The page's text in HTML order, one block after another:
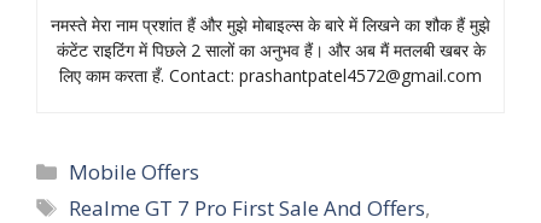
नमस्‍ते मेरा नाम प्रशांत हैं और मुझे मोबाइल्‍स के बारे में लिखने का शौक हैं मुझे
कंटेंट राइटिंग में पिछले 2 सालों का अनुभव हैं। और अब मैं मतलबी खबर के
लिए काम करता हँ. Contact: prashantpatel4572@gmail.com
Categories
Mobile Offers
Tags
Realme GT 7 Pro First Sale And Offers,